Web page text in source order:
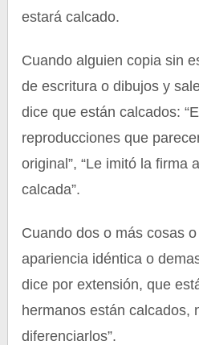
estará calcado.
Cuando alguien copia sin
de escritura o dibujos y
dice que están calcados:
reproducciones que
original”, “Le imitó la firma
calcada”.
Cuando dos o más cosas
apariencia idéntica o
dice por extensión, que
hermanos están calcados,
diferenciarlos”.